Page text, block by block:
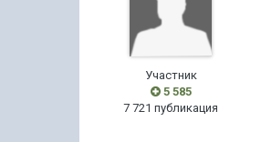
Участник
5 585
7 721 публикация